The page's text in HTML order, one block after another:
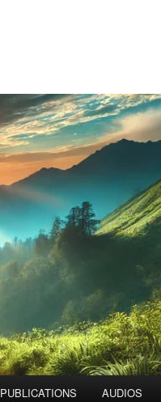
PUBLICATIONS AUDIOS